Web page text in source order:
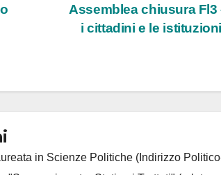
Assemblea chiusura
i cittadini e le
in Scienze Politiche (Indirizzo